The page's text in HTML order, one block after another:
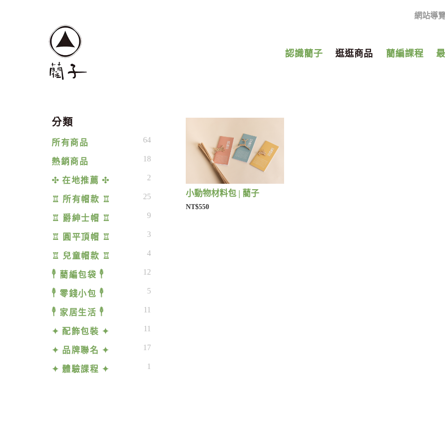
網站導
認識藺子 逛逛商品 藺編課程
分類
所有商品 64
熱銷商品 18
✣ 在地推薦 ✣ 2
♖ 所有帽款 ♖ 25
♖ 爵紳士帽 ♖ 9
♖ 圓平頂帽 ♖ 3
♖ 兒童帽款 ♖ 4
𓇣 藺編包袋 𓇣 12
𓇣 零錢小包 𓇣 5
𓇣 家居生活 𓇣 11
✦ 配飾包裝 ✦ 11
✦ 品牌聯名 ✦ 17
✦ 體驗課程 ✦ 1
小動物材料包 | 藺子
NT$550